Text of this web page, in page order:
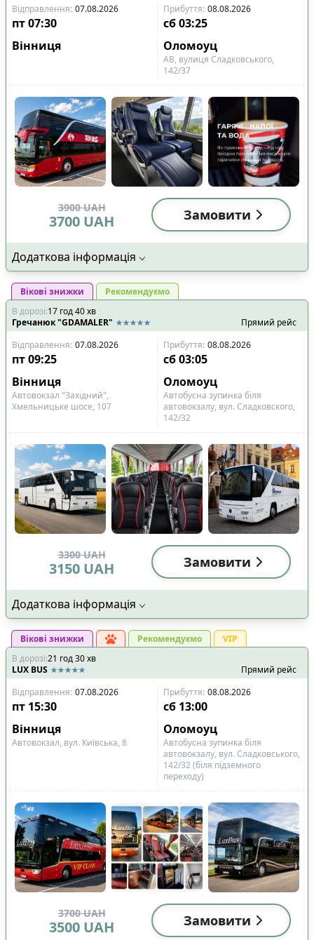
рейси
Скинути Застосувати
Відправлення: 07.08.2026 Прибуття: 08.08.2026
пт07:30 сб 03:25
Вінниця
Оломоуц
АВ, вулиця Сладковського,
142/37
3900 UAH
3700 UAH Замовити
Додаткова інформація
Вікові знижки
Рекомендуємо
В дорозі:17 год40хв
Гречанюк "GDAMALER"
Прямий рейс
Відправлення: 07.08.2026 Прибуття: 08.08.2026
пт09:25 сб 03:05
Вінниця
Оломоуц
Автовокзал "Західний",
Хмельницьке шосе, 107
Автобусна зупинка біля
автовокзалу, вул. Сладковского,
142/32
3300 UAH
3150 UAH Замовити
Додаткова інформація
Вікові знижки Рекомендуємо
VIP
В дорозі:21 год30хв
LUX BUS
Прямий рейс
Відправлення: 07.08.2026 Прибуття: 08.08.2026
пт 15:30 сб 13:00
Вінниця
Оломоуц
Автовокзал, вул. Київська, 8
Автобусна зупинка біля
автовокзалу, вул. Сладковського,
142/32 (біля підземного
переходу)
3700 UAH
3500 UAH Замовити